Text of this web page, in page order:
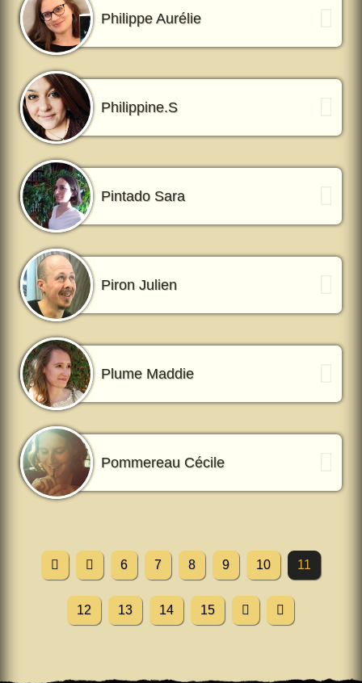
Philippe Aurélie
Philippine.S
Pintado Sara
Piron Julien
Plume Maddie
Pommereau Cécile
6 7 8 9 10 11
12 13 14 15